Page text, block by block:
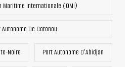
Maritime Internationale (OMI)
Autonome De Cotonou
Noire Port Autonome D’Abidjan